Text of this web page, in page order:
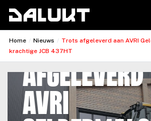
Home / Nieuws / Trots afgeleverd aan AVRI
krachtige JCB 437HT
Trots
afgeleverd
AVRI